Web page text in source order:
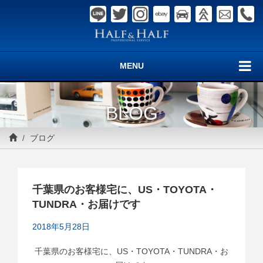
MENU
BLOG
ブログ
千葉県のお客様宅に、US・TOYOTA・
TUNDRA・お届けです
2018年5月28日
千葉県のお客様宅に、US・TOYOTA・TUNDRA・お